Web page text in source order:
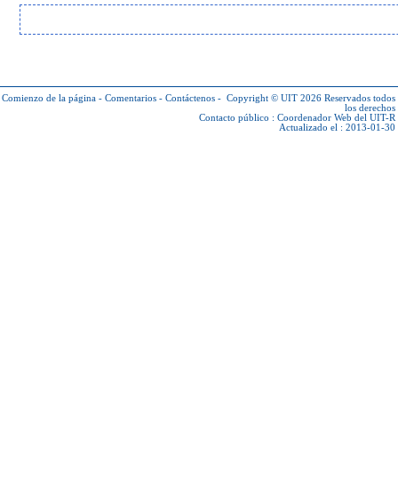
Comienzo de la página - Comentarios - Contáctenos - Copyright © UIT 2026 Reservados todos
los derechos
Contacto público : Coordenador Web del UIT-R
Actualizado el : 2013-01-30